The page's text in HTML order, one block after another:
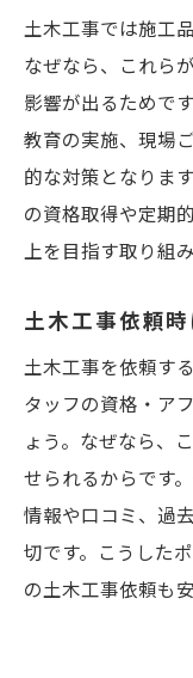
とめ
施工事
長年の実
土木工事
高品質な土
高品質な
加須市で
土木工事
土木工事
土木工事では施工
なぜなら、これら
影響が出るためで
教育の実施、現場
的な対策となりま
の資格取得や定期
上を目指す取り組
土木工事依頼
土木工事を依頼す
タッフの資格・ア
ょう。なぜなら、
せられるからです
情報や口コミ、過
切です。こうした
の土木工事依頼も